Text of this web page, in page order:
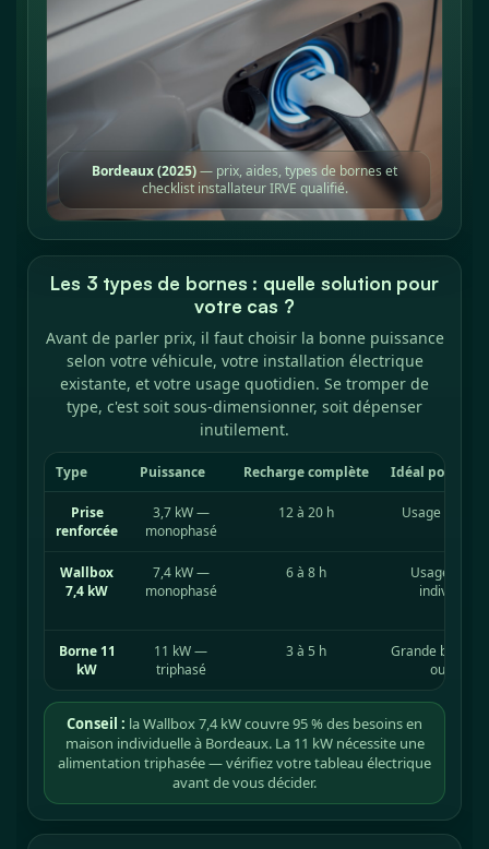
Bordeaux (2025)— prix, aides, types de bornes et
checklist installateur IRVE qualifié.
Les 3 types de bornes : quelle solution pour
votre cas ?
Avant de parler prix, il faut choisir la bonne puissance
selon votre véhicule, votre installation électrique
existante, et votre usage quotidien. Se tromper de
type, c'est soit sous-dimensionner, soit dépenser
inutilement.
Type Puissance Recharge complète Idéal pour
Prise
renforcée
3,7 kW —
monophasé
12 à 20 h
Usage
Wallbox
7,4 kW
7,4 kW —
monophasé
6 à 8 h
Usage
Borne 11
kW
11 kW —
triphasé
3 à 5 h
Grande
ou multi-
Conseil : la Wallbox 7,4 kW couvre 95 % des besoins en
maison individuelle à Bordeaux. La 11 kW nécessite une
alimentation triphasée — vérifiez votre tableau électrique
avant de vous décider.